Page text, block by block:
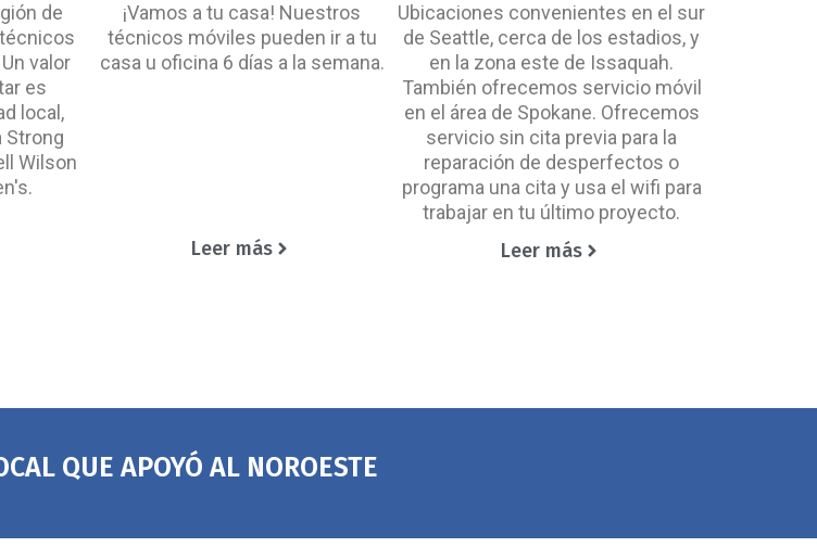
de
valor
es
local,
Strong
Wilson
¡Vamos a tu casa! Nuestros
técnicos móviles pueden ir a tu
casa u oficina 6 días a la semana.
Leer más
Ubicaciones convenientes en el sur
de Seattle, cerca de los estadios, y
en la zona este de Issaquah.
También ofrecemos servicio móvil
en el área de Spokane. Ofrecemos
servicio sin cita previa para la
reparación de desperfectos o
programa una cita y usa el wifi para
trabajar en tu último proyecto.
Leer más
QUE APOYÓ AL NOROESTE